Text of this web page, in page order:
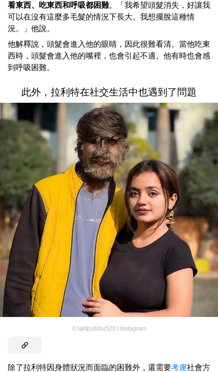
看東西、吃東西和呼吸都困難。「我希望頭髮消失，好讓我
可以在沒有這麼多毛髮的情況下長大。我想擺脫這種情
況。」他說。
他解釋說，頭髮會進入他的眼睛，因此很難看清。當他吃東
西時，頭髮會進入他的嘴裡，也會引起不適。他有時也會感
到呼吸困難。
此外，拉利特在社交生活中也遇到了問題
© lalitpatidar520 / Instagram
除了拉利特因身體狀況而面臨的困難外，還需要考慮社會方